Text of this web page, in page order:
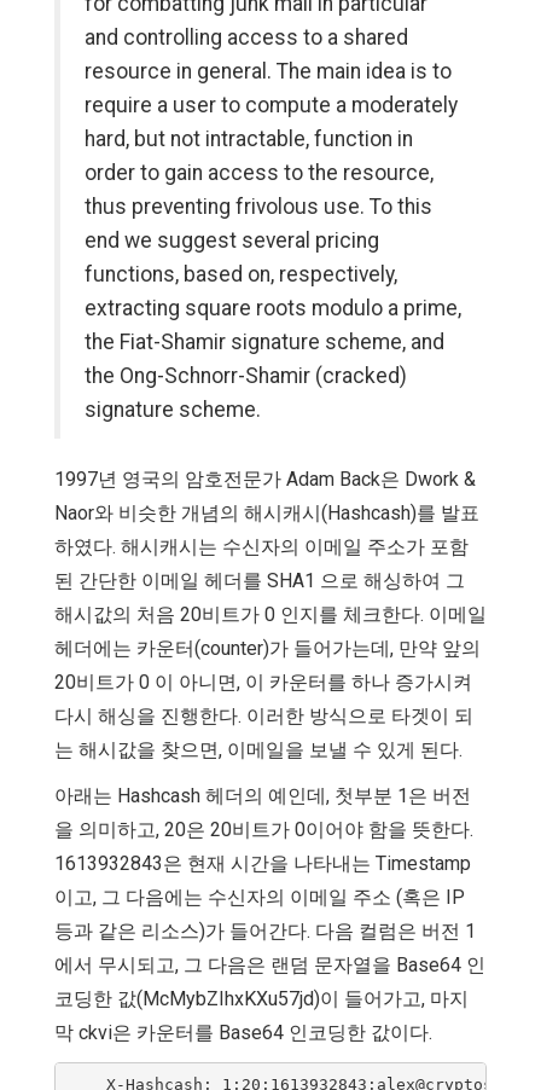
and controlling access to a shared
resource in general. The main idea is to
require a user to compute a moderately
hard, but not intractable, function in
order to gain access to the resource,
thus preventing frivolous use. To this
end we suggest several pricing
functions, based on, respectively,
extracting square roots modulo a prime,
the Fiat-Shamir signature scheme, and
the Ong-Schnorr-Shamir (cracked)
signature scheme.
1997년 영국의 암호전문가 Adam Back은 Dwork &
Naor와 비슷한 개념의 해시캐시(Hashcash)를 발표
하였다. 해시캐시는 수신자의 이메일 주소가 포함
된 간단한 이메일 헤더를 SHA1 으로 해싱하여 그
해시값의 처음 20비트가 0 인지를 체크한다. 이메일
헤더에는 카운터(counter)가 들어가는데, 만약 앞의
20비트가 0 이 아니면, 이 카운터를 하나 증가시켜
다시 해싱을 진행한다. 이러한 방식으로 타겟이 되
는 해시값을 찾으면, 이메일을 보낼 수 있게 된다.
아래는 Hashcash 헤더의 예인데, 첫부분 1은 버전
을 의미하고, 20은 20비트가 0이어야 함을 뜻한다.
1613932843은 현재 시간을 나타내는 Timestamp
이고, 그 다음에는 수신자의 이메일 주소 (혹은 IP
등과 같은 리소스)가 들어간다. 다음 컬럼은 버전 1
에서 무시되고, 그 다음은 랜덤 문자열을 Base64 인
코딩한 값(McMybZIhxKXu57jd)이 들어가고, 마지
막 ckvi은 카운터를 Base64 인코딩한 값이다.